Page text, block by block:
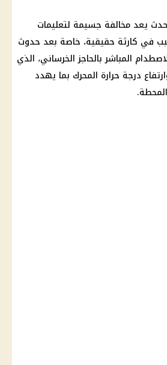
يعد مخالفة جسيمة لتعليمات
في كارثة حقيقية، خاصة بعد حدوث
المباشر بالحاجز الخرساني، الذي
درجة حرارة المحرك بما يهدد